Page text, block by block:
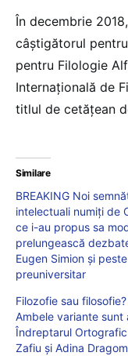
În decembrie
câştigătorul
pentru Filologie
Internaţională de
titlul de cetăţean
Similare
BREAKING Noi
intelectuali numiți de
ce i-au propus sa
prelungească
Eugen Simion și
preuniversitar
Filozofie sau
Ambele variante
Îndreptarul
Zafiu și Adina